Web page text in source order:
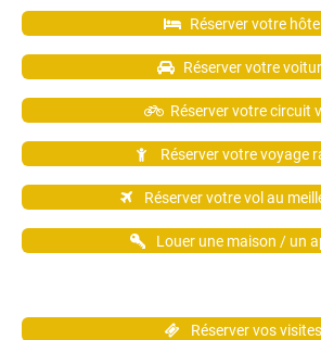
Réserver votre hôtel
Réserver votre
Réserver votre circuit
Réserver votre voyage
Réserver votre vol au
Louer une maison / un
Réserver vos visites